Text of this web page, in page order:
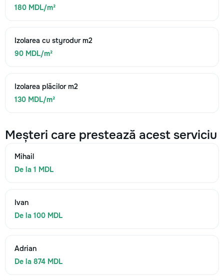
180 MDL/m²
Izolarea cu styrodur m2
90 MDL/m²
Izolarea plăcilor m2
130 MDL/m²
Meșteri care prestează acest serviciu
Mihail
De la 1 MDL
Ivan
De la 100 MDL
Adrian
De la 874 MDL